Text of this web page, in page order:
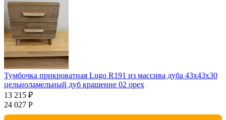
Тумбочка прикроватная Lugo R191 из массива дуба 43х43х30
цельноламельный дуб крашение 02 орех
13 215 ₽
24 027 Р